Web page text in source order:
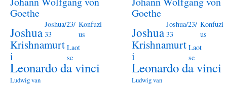
Goethe
Joshua
Joshua/23/
33
Konfuzi
us
Krishnamurt
i
Laot
se
Leonardo da vinci
Ludwig van
Goethe
Joshua
Joshua/23/
33
Konfuzi
us
Krishnamurt
i
Laot
se
Leonardo da vinci
Ludwig van